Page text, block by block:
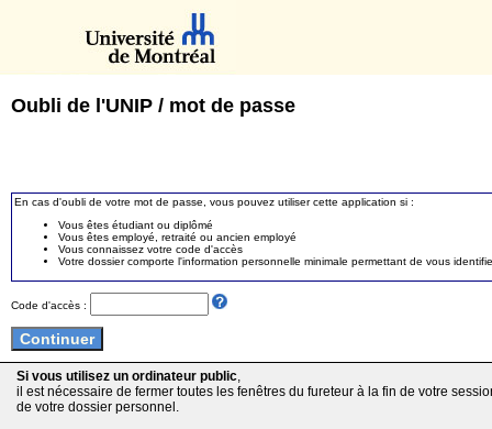
Oubli de l'UNIP / mot de passe
En cas d'oubli de votre mot de passe, vous pouvez utiliser cette application si :
Vous êtes étudiant ou diplômé
Vous êtes employé, retraité ou ancien employé
Vous connaissez votre code d'accès
Votre dossier comporte l'information personnelle minimale permettant de vous
Code d'accès :
Si vous utilisez un ordinateur public,
il est nécessaire de fermer toutes les fenêtres du fureteur à la fin de votre
de votre dossier personnel.